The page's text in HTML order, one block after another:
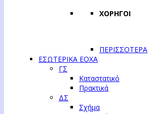
ΧΟΡΗΓΟΙ
ΠΕΡΙΣΣΟΤΕΡΑ
ΕΣΩΤΕΡΙΚΑ ΕΟΧΑ
ΓΣ
Καταστατικό
Πρακτικά
ΔΣ
Σχήμα